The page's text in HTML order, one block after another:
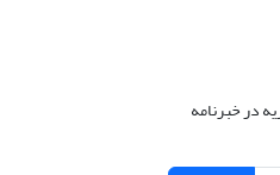
در خبرنامه